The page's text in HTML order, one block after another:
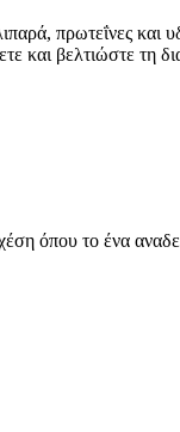
πρωτεΐνες
και βελτιώστε τη
όπου το ένα